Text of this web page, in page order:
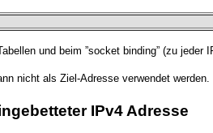
und beim ”socket binding” (zu jeder
nicht als Ziel-Adresse verwendet werden.
IPv4 Adresse